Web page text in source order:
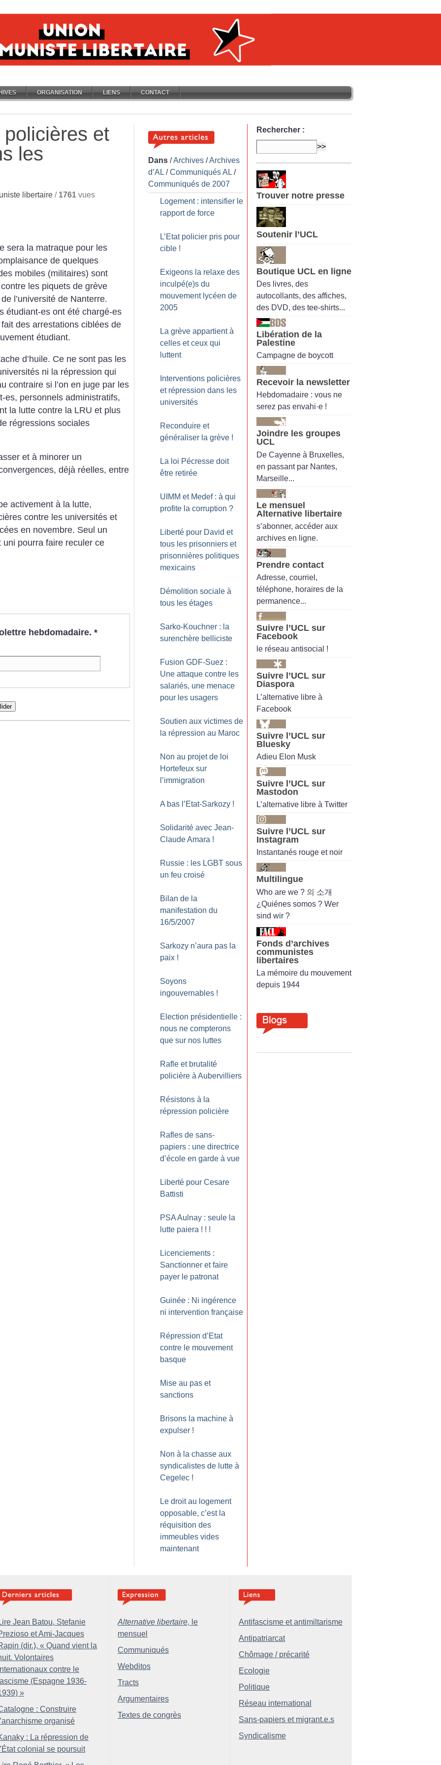
ORGANISATION LIENS CONTACT
et
les
libertaire / 1761 vues
sera la matraque pour les
de quelques
mobiles (militaires) sont
les piquets de grève
l’université de Nanterre.
étudiant-es ont été chargé-es
des arrestations ciblées de
étudiant.
d’huile. Ce ne sont pas les
ni la répression qui
contraire si l’on en juge par les
es, personnels administratifs,
la lutte contre la LRU et plus
régressions sociales
et à minorer un
déjà réelles, entre
activement à la lutte,
contre les universités et
en novembre. Seul un
pourra faire reculer ce
hebdomadaire. *
Dans /Archives /Archives
d’AL /Communiqués AL /
Communiqués de 2007
Logement : intensifier le
rapport de force
L’Etat policier pris pour
cible !
Exigeons la relaxe des
inculpé(e)s du
mouvement lycéen de
2005
La grève appartient à
celles et ceux qui
luttent
Interventions policières
et répression dans les
universités
Reconduire et
généraliser la grève !
La loi Pécresse doit
être retirée
UIMM et Medef : à qui
profite la corruption ?
Liberté pour David et
tous les prisonniers et
prisonnières politiques
mexicains
Démolition sociale à
tous les étages
Sarko-Kouchner : la
surenchère belliciste
Fusion GDF-Suez :
Une attaque contre les
salariés, une menace
pour les usagers
Soutien aux victimes de
la répression au Maroc
Non au projet de loi
Hortefeux sur
l’immigration
A bas l’Etat-Sarkozy !
Solidarité avec Jean-
Claude Amara !
Russie : les LGBT sous
un feu croisé
Bilan de la
manifestation du
16/5/2007
Sarkozy n’aura pas la
paix !
Soyons
ingouvernables !
Election présidentielle :
nous ne compterons
que sur nos luttes
Rafle et brutalité
policière à Aubervilliers
Résistons à la
répression policière
Rafles de sans-
papiers : une directrice
d’école en garde à vue
Liberté pour Cesare
Battisti
PSA Aulnay : seule la
lutte paiera ! ! !
Licenciements :
Sanctionner et faire
payer le patronat
Guinée : Ni ingérence
ni intervention française
Répression d’Etat
contre le mouvement
basque
Mise au pas et
sanctions
Brisons la machine à
expulser !
Non à la chasse aux
syndicalistes de lutte à
Cegelec !
Le droit au logement
opposable, c’est la
réquisition des
immeubles vides
maintenant
Rechercher :
Trouver notre presse
Soutenir l’UCL
Boutique UCL en ligne
Des livres, des
autocollants, des affiches,
des DVD, des tee-shirts...
Libération de la
Palestine
Campagne de boycott
Recevoir la newsletter
Hebdomadaire : vous ne
serez pas envahi·e !
Joindre les groupes
UCL
De Cayenne à Bruxelles,
en passant par Nantes,
Marseille...
Le mensuel
Alternative libertaire
s’abonner, accéder aux
archives en ligne.
Prendre contact
Adresse, courriel,
téléphone, horaires de la
permanence...
Suivre l’UCL sur
Facebook
le réseau antisocial !
Suivre l’UCL sur
Diaspora
L’alternative libre à
Facebook
Suivre l’UCL sur
Bluesky
Adieu Elon Musk
Suivre l’UCL sur
Mastodon
L’alternative libre à Twitter
Suivre l’UCL sur
Instagram
Instantanés rouge et noir
Multilingue
Who are we ? 의 소개
¿Quiénes somos ? Wer
sind wir ?
Fonds d’archives
communistes
libertaires
La mémoire du mouvement
depuis 1944
Jean Batou, Stefanie
et Ami-Jacques
(dir.), « Quand vient la
Volontaires
contre le
(Espagne 1936-
»
: Construire
organisé
: La répression de
colonial se poursuit
Alternative libertaire, le
mensuel
Communiqués
Webditos
Tracts
Argumentaires
Textes de congrès
Antifascisme et antimiltarisme
Antipatriarcat
Chômage / précarité
Ecologie
Politique
Réseau international
Sans-papiers et migrant.e.s
Syndicalisme